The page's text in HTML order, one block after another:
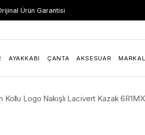
Ürün Garantisi
AYAKKABI ÇANTA AKSESUAR
Logo Nakışlı Lacivert Kazak